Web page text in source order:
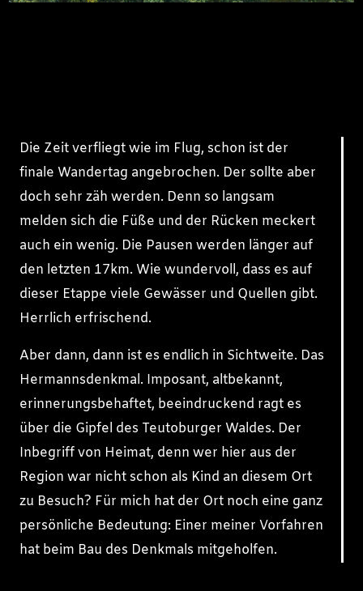
Die Zeit verfliegt wie im Flug, schon ist der
finale Wandertag angebrochen. Der sollte aber
doch sehr zäh werden. Denn so langsam
melden sich die Füße und der Rücken meckert
auch ein wenig. Die Pausen werden länger auf
den letzten 17km. Wie wundervoll, dass es auf
dieser Etappe viele Gewässer und Quellen gibt.
Herrlich erfrischend.
Aber dann, dann ist es endlich in Sichtweite. Das
Hermanns­denkmal. Imposant, altbekannt,
erinnerungsbehaftet, beein­druckend ragt es
über die Gipfel des Teutoburger Waldes. Der
Inbegriff von Heimat, denn wer hier aus der
Region war nicht schon als Kind an diesem Ort
zu Besuch? Für mich hat der Ort noch eine ganz
persönliche Bedeutung: Einer meiner Vorfahren
hat beim Bau des Denkmals mitgeholfen.